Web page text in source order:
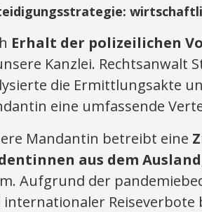
Erhalt der polizeilichen
Kanzlei. Rechtsanwalt
die Ermittlungsakte
eine umfassende
Mandantin betreibt eine
aus dem Ausland
Aufgrund der
internationaler